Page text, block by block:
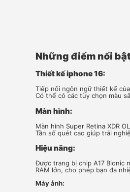
Những điểm nổi
Thiết kế iphone 16:
Tiếp nối ngôn ngữ thiết kế
Có thể có các tùy chọn màu
Màn hình:
Màn hình Super Retina XDR
Tần số quét cao giúp trải
Hiệu năng:
Được trang bị chip A17 Bionic
RAM lớn, cho phép bạn đa
Máy ảnh: